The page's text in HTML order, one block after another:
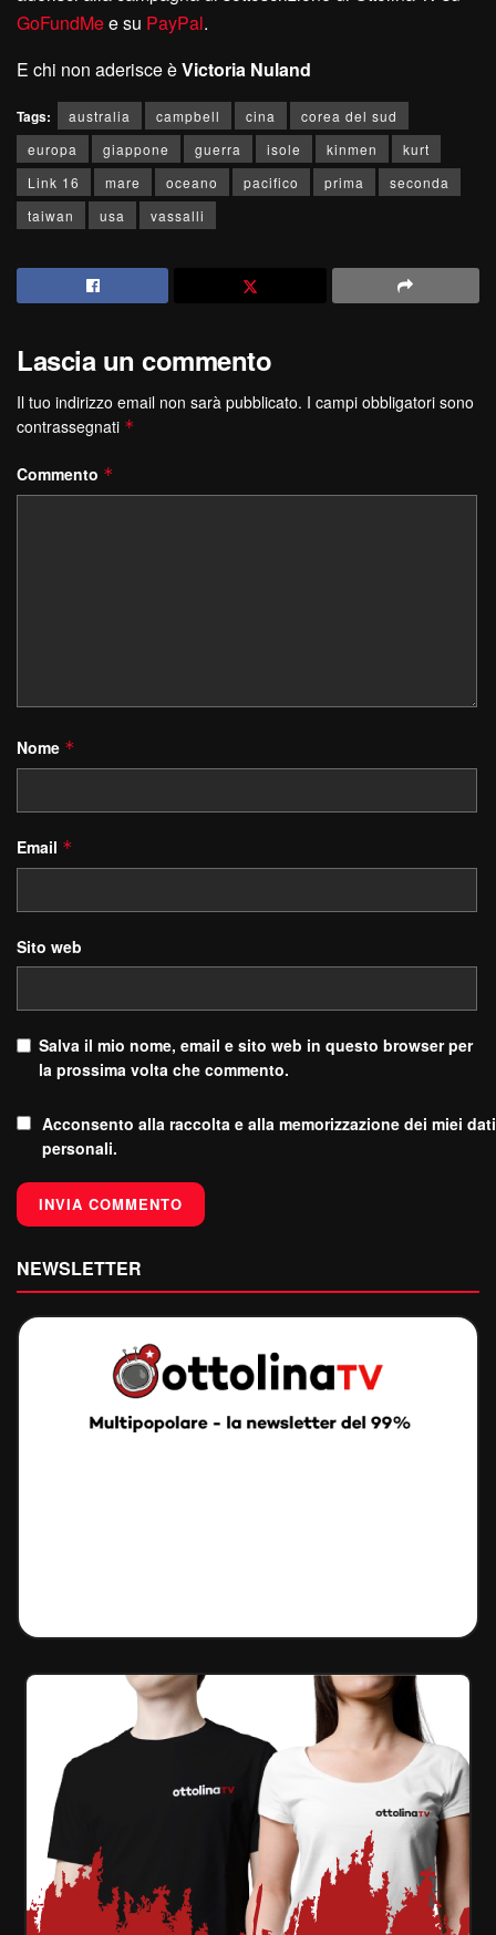
GoFundMee su PayPal.
E chi non aderisce èVictoria Nuland
Tags: australia campbell cina
corea del sud
europa
giappone guerra isole kinmen
kurt
Link 16
mare oceano pacifico prima
seconda
taiwan
usa vassalli
Lascia un commento
Il tuo indirizzo email non sarà pubblicato. I campi obbligatori sono
contrassegnati *
Commento *
Nome *
Email *
Sito web
Salva il mio nome, email e sito web in questo browser per
la prossima volta che commento.
Acconsento alla raccolta e alla memorizzazione dei miei dati
personali.
NEWSLETTER